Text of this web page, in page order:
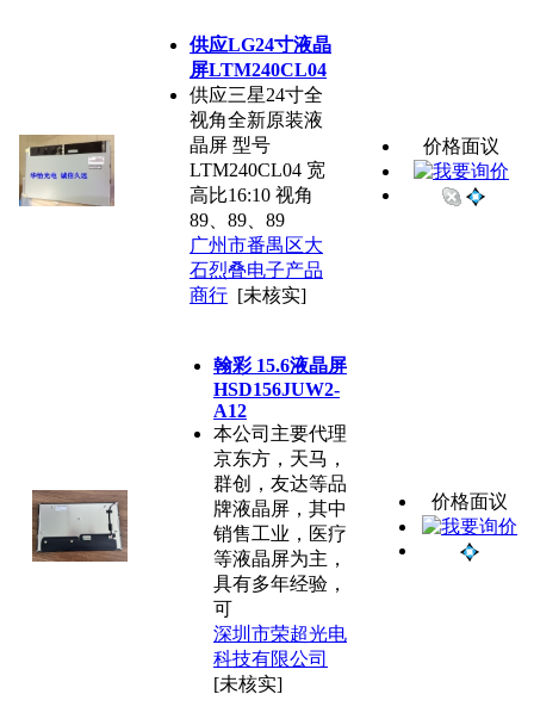
供应LG24寸液晶
屏LTM240CL04
供应三星24寸全
视角全新原装液
晶屏 型号
LTM240CL04 宽
高比16:10 视角
89、89、89
广州市番禺区大
石烈叠电子产品
商行 [未核实]
价格面议
翰彩 15.6液晶屏
HSD156JUW2-
A12
本公司主要代理
京东方，天马，
群创，友达等品
牌液晶屏，其中
销售工业，医疗
等液晶屏为主，
具有多年经验，
可
深圳市荣超光电
科技有限公司
[未核实]
价格面议